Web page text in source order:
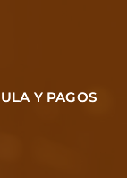
Y PAGOS